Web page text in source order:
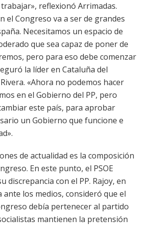
reflexionó Arrimadas.
el Congreso va a ser de grandes
Necesitamos un espacio de
que sea capaz de poner de
pero para eso debe comenzar
la líder en Cataluña del
«Ahora no podemos hacer
en el Gobierno del PP, pero
este país, para aprobar
un Gobierno que funcione e
de actualidad es la composición
En este punto, el PSOE
discrepancia con el PP. Rajoy, en
ante los medios, consideró que el
debía pertenecer al partido
mantienen la pretensión